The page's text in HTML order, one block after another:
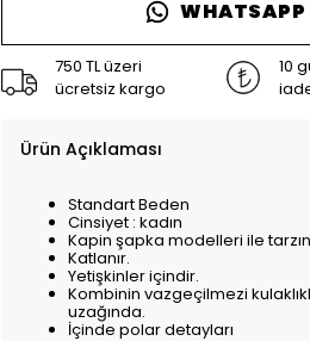
WHATSAPP
750 TL üzeri
ücretsiz kargo
10
Ürün Açıklaması
Standart Beden
Cinsiyet : kadın
Kapin şapka modelleri ile
Katlanır.
Yetişkinler içindir.
Kombinin vazgeçilmezi
uzağında.
İçinde polar detayları